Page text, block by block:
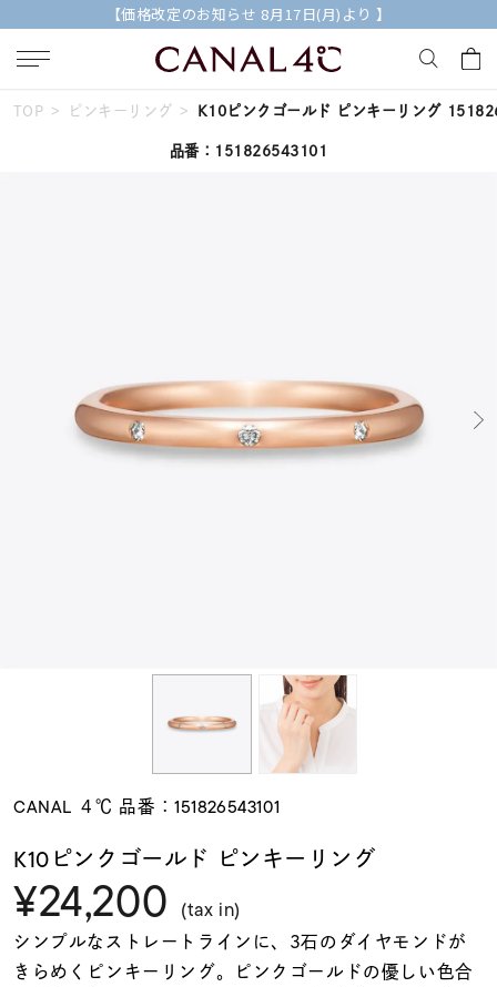
【価格改定のお知らせ 8月17日(月)より 】
キーワードで検索する
ブランド Canal４℃
ファッションテイス
ト
TOP ピンキーリング K10ピンクゴールド ピンキーリング
品番：151826543101
CANAL ４℃ 品番：151826543101
K10ピンクゴールド ピンキーリング
¥24,200 (tax in)
シンプルなストレートラインに、3石のダイヤモンドが
きらめくピンキーリング。ピンクゴールドの優しい色合